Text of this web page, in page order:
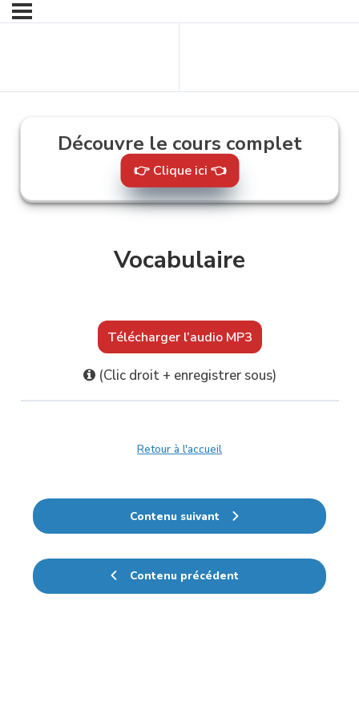
Découvre le cours complet
👉 Clique ici 👈
Vocabulaire
Télécharger l’audio MP3
(Clic droit + enregistrer sous)
Contenu précédent
Retour à l'accueil
Contenu suivant